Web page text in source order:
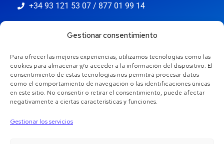
Gestionar consentimiento
Para ofrecer las mejores experiencias, utilizamos tecnologías como las
cookies para almacenar y/o acceder a la información del dispositivo. El
consentimiento de estas tecnologías nos permitirá procesar datos
como el comportamiento de navegación o las identificaciones únicas
en este sitio. No consentir o retirar el consentimiento, puede afectar
negativamente a ciertas características y funciones.
Gestionar los servicios
+34 93 121 53 07 / 877 01 99 14